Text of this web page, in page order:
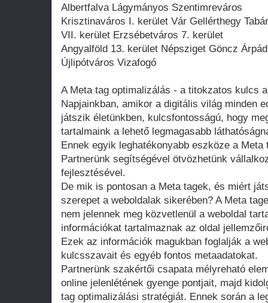
Albertfalva Lágymányos Szentimreváros
Krisztinaváros I. kerület Vár Gellérthegy
VII. kerület Erzsébetváros 7. kerület
Angyalföld 13. kerület Népsziget Göncz
Újlipótváros Vizafogó
A Meta tag optimalizálás - a titokzatos kulcs
Napjainkban, amikor a digitális világ minden
játszik életünkben, kulcsfontosságú, hogy
tartalmaink a lehető legmagasabb
Ennek egyik leghatékonyabb eszköze a
Partnerünk segítségével ötvözhetünk
fejlesztésével.
De mik is pontosan a Meta tagek, és miért
szerepet a weboldalak sikerében? A Meta
nem jelennek meg közvetlenül a weboldal
információkat tartalmaznak az oldal
Ezek az információk magukban foglalják a
kulcsszavait és egyéb fontos metaadatokat.
Partnerünk szakértői csapata mélyreható
online jelenlétének gyenge pontjait, majd
tag optimalizálási stratégiát. Ennek során a